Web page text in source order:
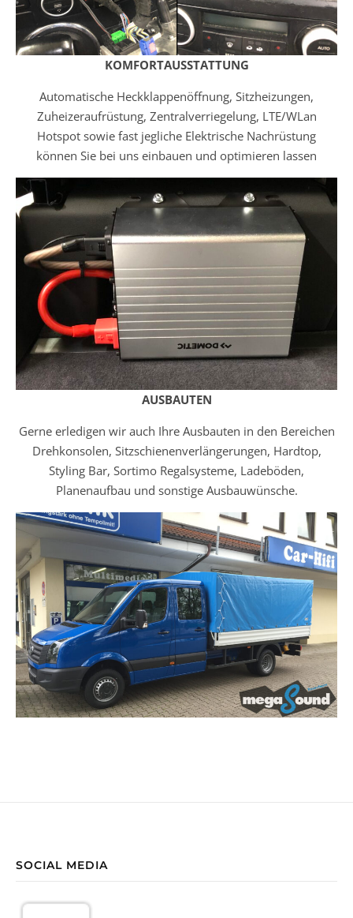
KOMFORTAUSSTATTUNG
Automatische Heckklappenöffnung, Sitzheizungen,
Zuheizeraufrüstung, Zentralverriegelung, LTE/WLan
Hotspot sowie fast jegliche Elektrische Nachrüstung
können Sie bei uns einbauen und optimieren lassen
AUSBAUTEN
Gerne erledigen wir auch Ihre Ausbauten in den Bereichen
Drehkonsolen, Sitzschienenverlängerungen, Hardtop,
Styling Bar, Sortimo Regalsysteme, Ladeböden,
Planenaufbau und sonstige Ausbauwünsche.
SOCIAL MEDIA